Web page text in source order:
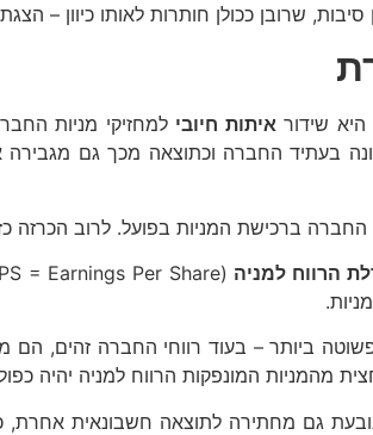
שרובן ככולן חותרות לאותו כיוון –
שידוראיתות חיובי למחזיקי מניות
בעתיד החברה וכתוצאה מכך גם מגבירה
ברכישת המניות בפועל. לרוב
הרווח למניה
ביותר – בעוד רווחי החברה זהים, הם
המונפקות הרווח למניה יהיה
גם מחתירה לתוצאה חשבונאית אחרת,